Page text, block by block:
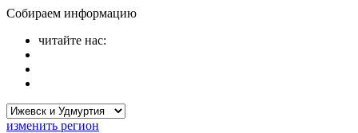
Собираем информацию
читайте нас:
изменить регион